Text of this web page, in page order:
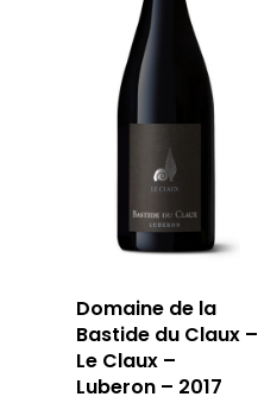
Domaine de la
Bastide du Claux –
Le Claux –
Luberon – 2017